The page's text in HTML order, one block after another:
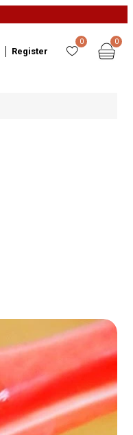
0 0
Register